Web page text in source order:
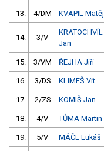
13. 4/DM KVAPIL Matěj
14. 3/V
KRATOCHVÍL
Jan
15. 3/VM ŘEJHA Jiří
16. 3/DS KLIMEŠ Vít
17. 2/ZS KOMIŠ Jan
18. 4/V TŮMA Martin
19. 5/V MÁČE Lukáš